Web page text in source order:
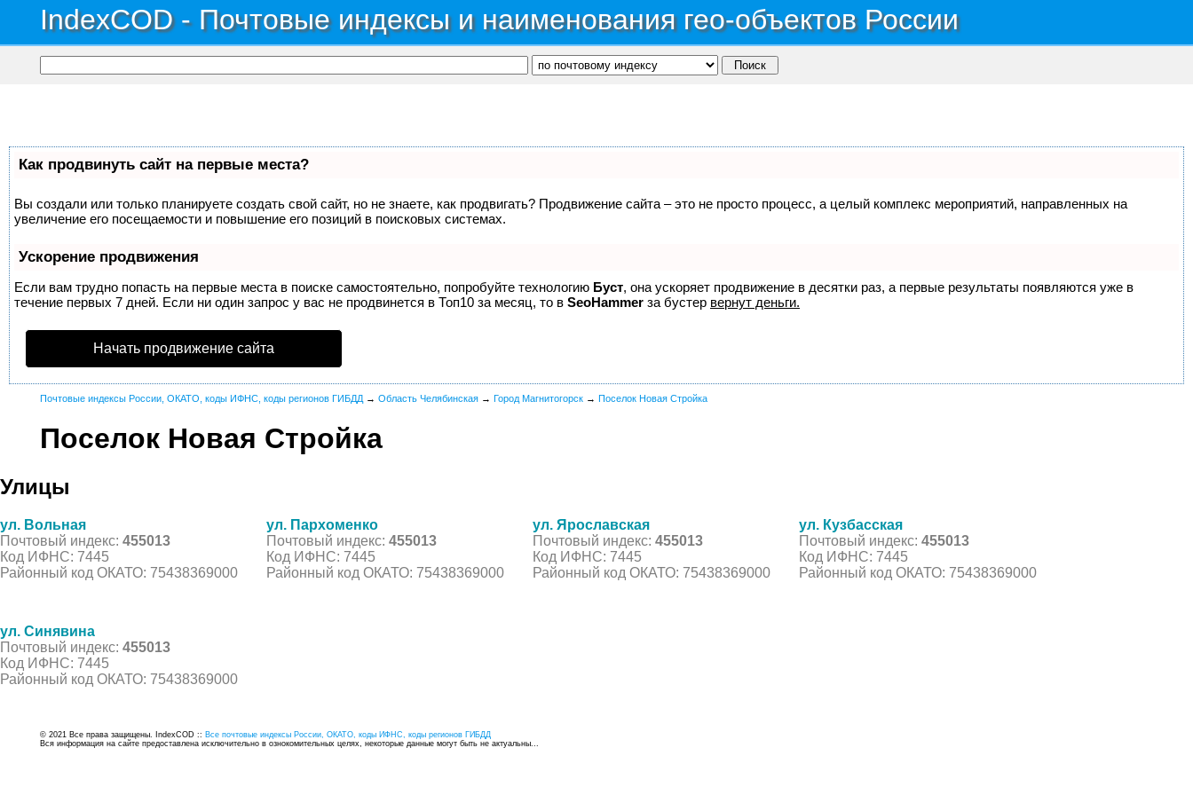
IndexCOD - Почтовые индексы и наименования гео-объектов России
Как продвинуть сайт на первые места?
Вы создали или только планируете создать свой сайт, но не знаете, как продвигать? Продвижение сайта – это не просто процесс, а целый комплекс мероприятий, направленных на
увеличение его посещаемости и повышение его позиций в поисковых системах.
Ускорение продвижения
Если вам трудно попасть на первые места в поиске самостоятельно, попробуйте технологию Буст, она ускоряет продвижение в десятки раз, а первые результаты появляются уже в
течение первых 7 дней. Если ни один запрос у вас не продвинется в Топ10 за месяц, то в SeoHammer за бустер вернут деньги.
Начать продвижение сайта
Почтовые индексы России, ОКАТО, коды ИФНС, коды регионов ГИБДД → Область Челябинская → Город Магнитогорск → Поселок Новая Стройка
Поселок Новая Стройка
Улицы
ул. Вольная
Почтовый индекс: 455013
Код ИФНС: 7445
Районный код ОКАТО: 75438369000
ул. Пархоменко
Почтовый индекс: 455013
Код ИФНС: 7445
Районный код ОКАТО: 75438369000
ул. Ярославская
Почтовый индекс: 455013
Код ИФНС: 7445
Районный код ОКАТО: 75438369000
ул. Кузбасская
Почтовый индекс: 455013
Код ИФНС: 7445
Районный код ОКАТО: 75438369000
ул. Синявина
Почтовый индекс: 455013
Код ИФНС: 7445
Районный код ОКАТО: 75438369000
© 2021 Все права защищены. IndexCOD :: Все почтовые индексы России, ОКАТО, коды ИФНС, коды регионов ГИБДД
Вся информация на сайте предоставлена исключительно в ознокомительных целях, некоторые данные могут быть не актуальны...